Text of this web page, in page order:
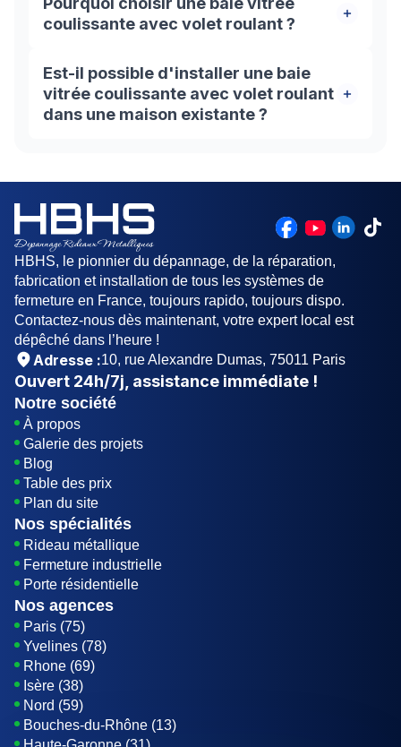
coulissante avec volet roulant ?
Cette solution combine les avantages des baies
vitrées et des volets roulants pour offrir une
grande luminosité dans la pièce tout en
Est-il possible d'installer une baie
vitrée coulissante avec volet roulant
dans une maison existante ?
pour adapter la structure existante. Il est conseillé
de faire appel à un professionnel pour évaluer la
faisabilité de l'installation.
HBHS, le pionnier du dépannage, de la réparation,
fabrication et installation de tous les systèmes de
fermeture en France, toujours rapido, toujours dispo.
Contactez-nous dès maintenant, votre expert local est
dépêché dans l’heure !
Adresse :10, rue Alexandre Dumas, 75011 Paris
Ouvert 24h/7j , assistance immédiate !
Notre société
À propos
Galerie des projets
Blog
Table des prix
Plan du site
Nos spécialités
Rideau métallique
Fermeture industrielle
Porte résidentielle
Nos agences
Paris (75)
Yvelines (78)
Rhone (69)
Isère (38)
Nord (59)
Bouches-du-Rhône (13)